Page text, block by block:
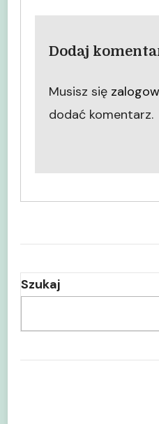
Dodaj
Musisz się
dodać komentarz.
Szukaj